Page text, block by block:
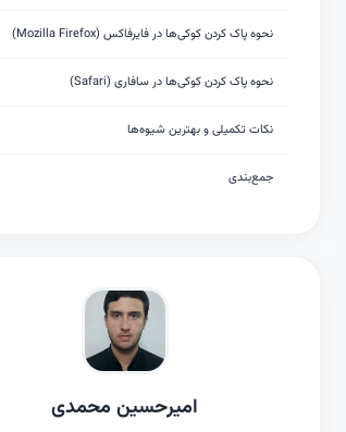
نحوه پاک کردن کوکی‌ها در فایرفاکس (Mozilla Firefox)
نحوه پاک کردن کوکی‌ها در سافاری (Safari)
نکات تکمیلی و بهترین شیوه‌ها
جمع‌بندی
امیرحسین محمدی